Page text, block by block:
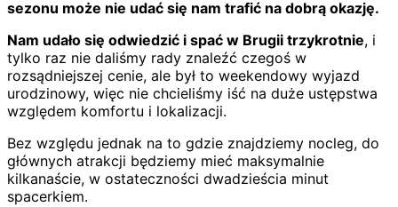
sezonu może nie udać się nam trafić na dobrą okazję.
Nam udało się odwiedzić i spać w Brugii trzykrotnie, i
tylko raz nie daliśmy rady znaleźć czegoś w
rozsądniejszej cenie, ale był to weekendowy wyjazd
urodzinowy, więc nie chcieliśmy iść na duże ustępstwa
względem komfortu i lokalizacji.
Bez względu jednak na to gdzie znajdziemy nocleg, do
głównych atrakcji będziemy mieć maksymalnie
kilkanaście, w ostateczności dwadzieścia minut
spacerkiem.